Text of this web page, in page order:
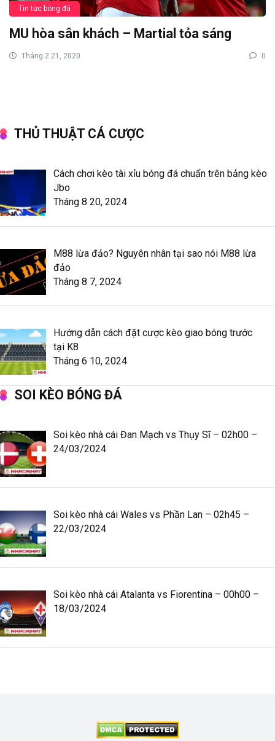
Tin tức bóng đá
MU hòa sân khách – Martial tỏa sáng
Tháng 2 21, 2020 0
THỦ THUẬT CÁ CƯỢC
Cách chơi kèo tài xỉu bóng đá chuẩn trên bảng kèo
Jbo
Tháng 8 20, 2024
M88 lừa đảo? Nguyên nhân tại sao nói M88 lừa
đảo
Tháng 8 7, 2024
Hướng dẫn cách đặt cược kèo giao bóng trước
tại K8
Tháng 6 10, 2024
SOI KÈO BÓNG ĐÁ
Soi kèo nhà cái Đan Mạch vs Thụy Sĩ – 02h00 –
24/03/2024
Soi kèo nhà cái Wales vs Phần Lan – 02h45 –
22/03/2024
Soi kèo nhà cái Atalanta vs Fiorentina – 00h00 –
18/03/2024